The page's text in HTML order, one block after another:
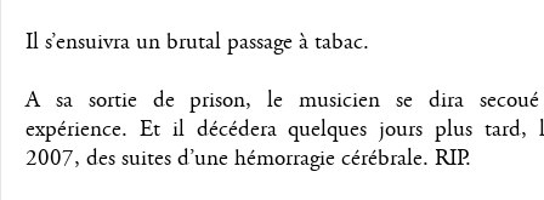
Il s’ensuivra un brutal passage à tabac.
A sa sortie de prison, le musicien se dira
expérience. Et il décédera quelques jours plus
2007, des suites d’une hémorragie cérébrale. RIP.